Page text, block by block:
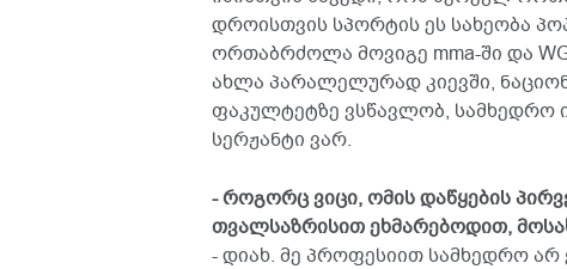
დროისთვის სპორტის ეს სახეობა
ორთაბრძოლა მოვიგე mma-ში და
ახლა პარალელურად კიევში,
ფაკულტეტზე ვსწავლობ, სამხედრო
სერჟანტი ვარ.
- როგორც ვიცი, ომის დაწყების
თვალსაზრისით ეხმარებოდით,
- დიახ. მე პროფესიით სამხედრო არ